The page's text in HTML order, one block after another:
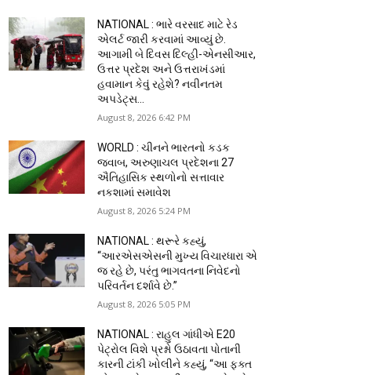
NATIONAL : ભારે વરસાદ માટે રેડ
એલર્ટ જારી કરવામાં આવ્યું છે.
આગામી બે દિવસ દિલ્હી-એનસીઆર,
ઉત્તર પ્રદેશ અને ઉત્તરાખંડમાં
હવામાન કેવું રહેશે? નવીનતમ
અપડેટ્સ...
August 8, 2026 6:42 PM
WORLD : ચીનને ભારતનો કડક
જવાબ, અરુણાચલ પ્રદેશના 27
ઐતિહાસિક સ્થળોનો સત્તાવાર
નકશામાં સમાવેશ
August 8, 2026 5:24 PM
NATIONAL : થરૂરે કહ્યું,
“આરએસએસની મુખ્ય વિચારધારા એ
જ રહે છે, પરંતુ ભાગવતના નિવેદનો
પરિવર્તન દર્શાવે છે.”
August 8, 2026 5:05 PM
NATIONAL : રાહુલ ગાંધીએ E20
પેટ્રોલ વિશે પ્રશ્નો ઉઠાવતા પોતાની
કારની ટાંકી ખોલીને કહ્યું, “આ ફક્ત